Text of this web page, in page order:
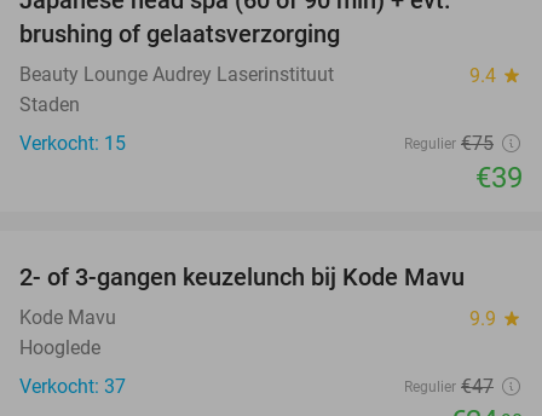
brushing of gelaatsverzorging
Beauty Lounge Audrey Laserinstituut 9.4 star
Staden
Verkocht: 15
Regulier €75
€39
2- of 3-gangen keuzelunch bij Kode Mavu
Kode Mavu 9.9 star
Hooglede
Verkocht: 37
Regulier €47